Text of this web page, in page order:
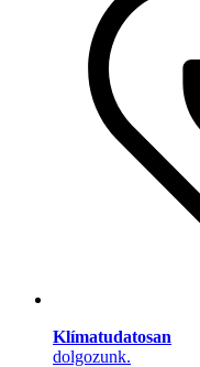
Klímatudatosan
dolgozunk.